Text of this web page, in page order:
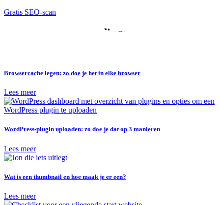
Gratis SEO-scan
Handleidingen
Browsercache legen: zo doe je het in elke browser
Lees meer
WordPress-plugin uploaden: zo doe je dat op 3 manieren
Lees meer
Wat is een thumbnail en hoe maak je er een?
Lees meer